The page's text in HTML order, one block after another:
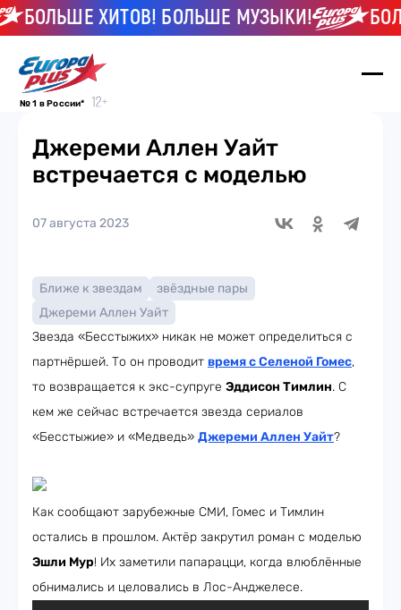
БОЛЬШЕ ХИТОВ! БОЛЬШЕ МУЗЫКИ!
№ 1 в России*
Джереми Аллен Уайт
встречается с моделью
07 августа 2023
Ближе к звездам
звёздные пары
Джереми Аллен Уайт
Звезда «Бесстыжих» никак не может определиться с
партнёршей. То он проводит время с Селеной Гомеc,
то возвращается к экс-супруге Эддисон Тимлин. С
кем же сейчас встречается звезда сериалов
«Бесстыжие» и «Медведь» Джереми Аллен Уайт?
Как сообщают зарубежные СМИ, Гомес и Тимлин
остались в прошлом. Актёр закрутил роман с моделью
Эшли Мур! Их заметили папарацци, когда влюблённые
обнимались и целовались в Лос-Анджелесе.